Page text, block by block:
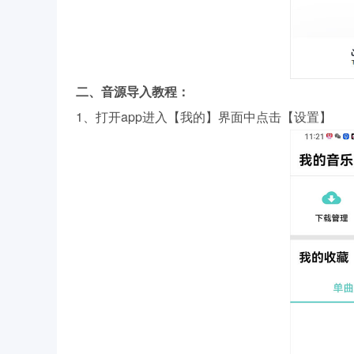
二、音源导入教程：
1、打开app进入【我的】界面中点击【设置】